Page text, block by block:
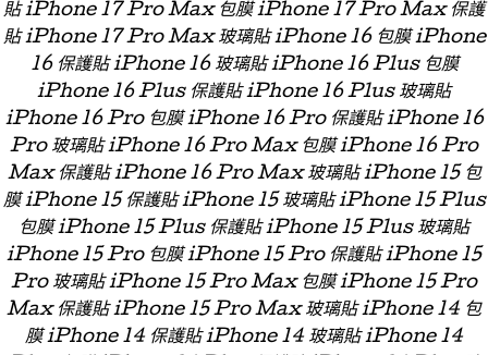
貼 iPhone 17 Pro Max 包膜 iPhone 17 Pro Max 保護
貼 iPhone 17 Pro Max 玻璃貼 iPhone 16 包膜 iPhone
16 保護貼 iPhone 16 玻璃貼 iPhone 16 Plus 包膜
iPhone 16 Plus 保護貼 iPhone 16 Plus 玻璃貼
iPhone 16 Pro 包膜 iPhone 16 Pro 保護貼 iPhone 16
Pro 玻璃貼 iPhone 16 Pro Max 包膜 iPhone 16 Pro
Max 保護貼 iPhone 16 Pro Max 玻璃貼 iPhone 15 包
膜 iPhone 15 保護貼 iPhone 15 玻璃貼 iPhone 15 Plus
包膜 iPhone 15 Plus 保護貼 iPhone 15 Plus 玻璃貼
iPhone 15 Pro 包膜 iPhone 15 Pro 保護貼 iPhone 15
Pro 玻璃貼 iPhone 15 Pro Max 包膜 iPhone 15 Pro
Max 保護貼 iPhone 15 Pro Max 玻璃貼 iPhone 14 包
膜 iPhone 14 保護貼 iPhone 14 玻璃貼 iPhone 14